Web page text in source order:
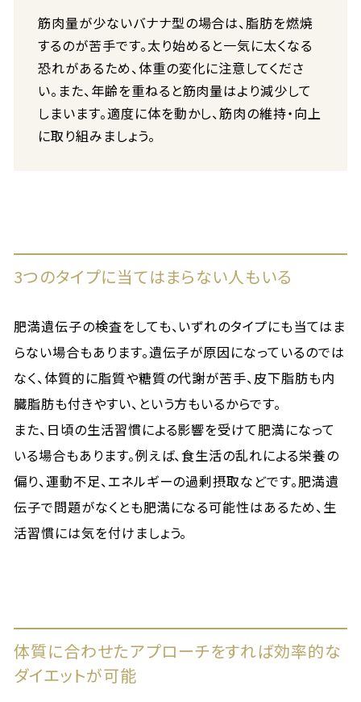
筋肉量が少ないバナナ型の場合は、脂肪を燃焼
するのが苦手です。太り始めると一気に太くなる
恐れがあるため、体重の変化に注意してくださ
い。また、年齢を重ねると筋肉量はより減少して
しまいます。適度に体を動かし、筋肉の維持・向上
に取り組みましょう。
3つのタイプに当てはまらない人もいる
肥満遺伝子の検査をしても、いずれのタイプにも当てはま
らない場合もあります。遺伝子が原因になっているのでは
なく、体質的に脂質や糖質の代謝が苦手、皮下脂肪も内
臓脂肪も付きやすい、という方もいるからです。
また、日頃の生活習慣による影響を受けて肥満になって
いる場合もあります。例えば、食生活の乱れによる栄養の
偏り、運動不足、エネルギーの過剰摂取などです。肥満遺
伝子で問題がなくとも肥満になる可能性はあるため、生
活習慣には気を付けましょう。
体質に合わせたアプローチをすれば効率的な
ダイエットが可能